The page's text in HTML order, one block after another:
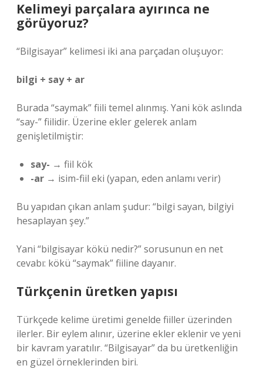
Kelimeyi parçalara ayırınca ne
görüyoruz?
“Bilgisayar” kelimesi iki ana parçadan oluşuyor:
bilgi + say + ar
Burada “saymak” fiili temel alınmış. Yani kök aslında
“say-” fiilidir. Üzerine ekler gelerek anlam
genişletilmiştir:
say- → fiil kök
-ar → isim-fiil eki (yapan, eden anlamı verir)
Bu yapıdan çıkan anlam şudur: “bilgi sayan, bilgiyi
hesaplayan şey.”
Yani “bilgisayar kökü nedir?” sorusunun en net
cevabı: kökü “saymak” fiiline dayanır.
Türkçenin üretken yapısı
Türkçede kelime üretimi genelde fiiller üzerinden
ilerler. Bir eylem alınır, üzerine ekler eklenir ve yeni
bir kavram yaratılır. “Bilgisayar” da bu üretkenliğin
en güzel örneklerinden biri.